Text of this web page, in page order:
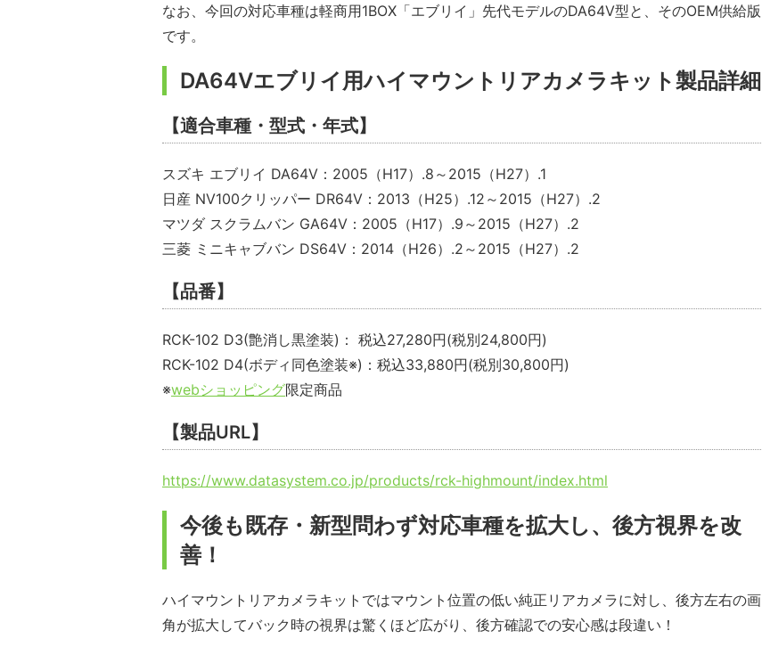
なお、今回の対応車種は軽商用1BOX「エブリイ」先代モデルのDA64V型と、そのOEM供給版
です。
DA64Vエブリイ用ハイマウントリアカメラキット製品詳細
【適合車種・型式・年式】
スズキ エブリイ DA64V：2005（H17）.8～2015（H27）.1
日産 NV100クリッパー DR64V：2013（H25）.12～2015（H27）.2
マツダ スクラムバン GA64V：2005（H17）.9～2015（H27）.2
三菱 ミニキャブバン DS64V：2014（H26）.2～2015（H27）.2
【品番】
RCK-102 D3(艶消し黒塗装)： 税込27,280円(税別24,800円)
RCK-102 D4(ボディ同色塗装※)：税込33,880円(税別30,800円)
※webショッピング限定商品
【製品URL】
https://www.datasystem.co.jp/products/rck-highmount/index.html
今後も既存・新型問わず対応車種を拡大し、後方視界を改
善！
ハイマウントリアカメラキットではマウント位置の低い純正リアカメラに対し、後方左右の画
角が拡大してバック時の視界は驚くほど広がり、後方確認での安心感は段違い！